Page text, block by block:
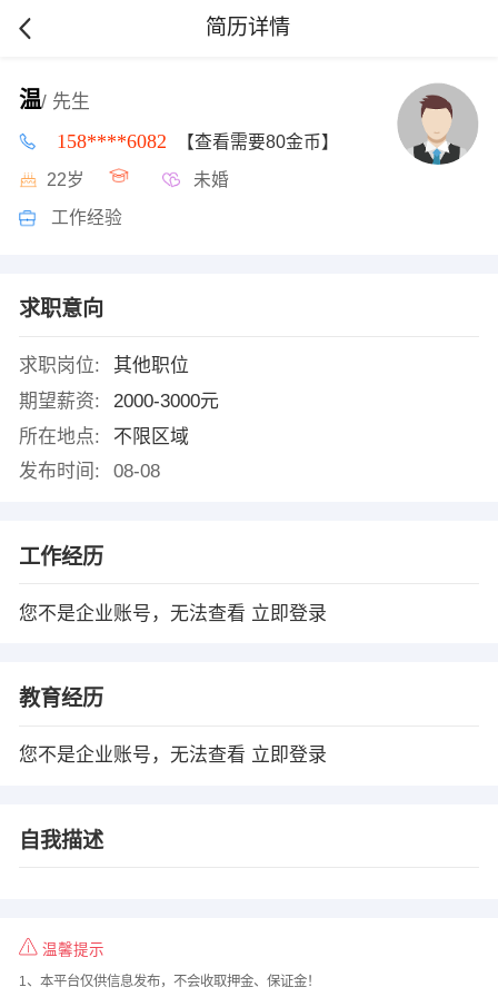
简历详情
温/ 先生
158****6082 【查看需要80金币】
22岁 未婚
工作经验
求职意向
求职岗位:
其他职位
期望薪资:
2000-3000元
所在地点:
不限区域
发布时间:
08-08
工作经历
您不是企业账号，无法查看 立即登录
教育经历
您不是企业账号，无法查看 立即登录
自我描述
温馨提示
1、本平台仅供信息发布，不会收取押金、保证金！